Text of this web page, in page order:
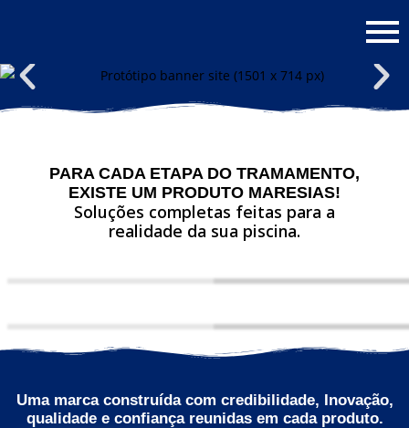
PARA CADA ETAPA DO TRAMAMENTO,
EXISTE UM PRODUTO MARESIAS!
Soluções completas feitas para a
realidade da sua piscina.
Uma marca construída com credibilidade, Inovação,
qualidade e confiança reunidas em cada produto.